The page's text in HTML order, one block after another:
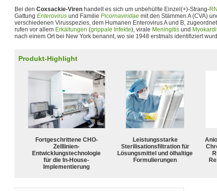
Bei den Coxsackie-Viren handelt es sich um unbehüllte Einzel(+)-Strang-
Gattung Enterovirus und Familie Picornaviridae mit den Stämmen A (CVA)
verschiedenen Virusspezies, dem Humanen Enterovirus A und B,
rufen vor allem Erkältungen (grippale Infekte), virale Meningitis und
nach einem Ort bei New York benannt, wo sie 1948 erstmals identifiziert
Produkt-Highlight
Fortgeschrittene CHO-
Zelllinien-
Entwicklungstechnologie
für die In-House-
Implementierung
Leistungsstarke
Sterilisationsfiltration für
Lösungsmittel und ölhaltige
Formulierungen